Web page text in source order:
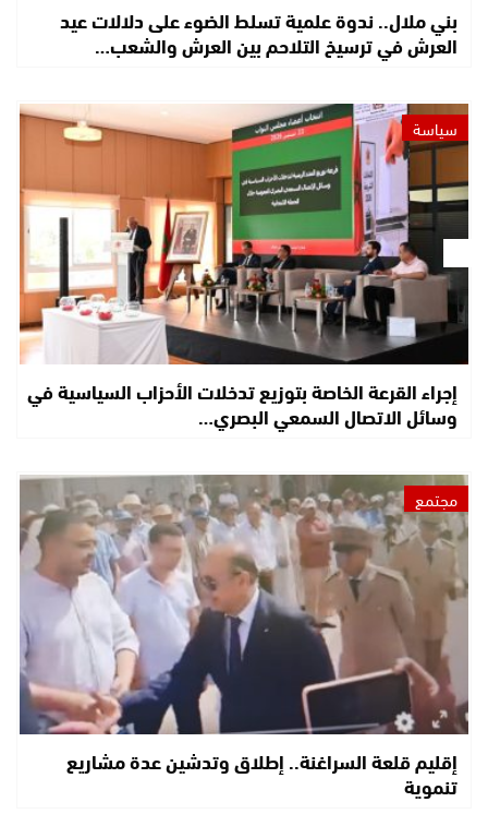
بني ملال.. ندوة علمية تسلط الضوء على دلالات عيد
العرش في ترسيخ التلاحم بين العرش والشعب…
سياسة
إجراء القرعة الخاصة بتوزيع تدخلات الأحزاب السياسية في
وسائل الاتصال السمعي البصري…
مجتمع
إقليم قلعة السراغنة.. إطلاق وتدشين عدة مشاريع
تنموية